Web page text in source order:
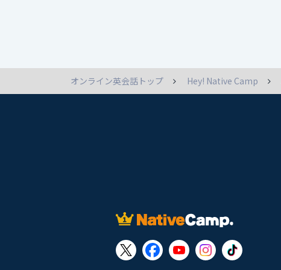
オンライン英会話トップ Hey! Native Camp